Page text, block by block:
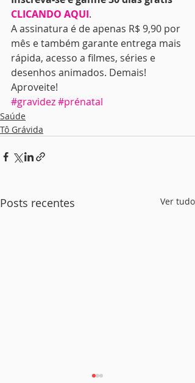
CLICANDO AQUI.
A assinatura é de apenas R$ 9,90 por
mês e também garante entrega mais
rápida, acesso a filmes, séries e
desenhos animados. Demais!
Aproveite!
#gravidez#prénatal
Saúde
Tô Grávida
Posts recentes Ver tudo